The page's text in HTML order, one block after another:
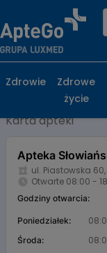
Strona główna
Apteka
Karta apteki
Apteka
ul. Piastowska
Otwarte 08:00 -
Godziny otwarcia:
Poniedziałek:
Środa:
Zdrowie
Zdrowe
życie